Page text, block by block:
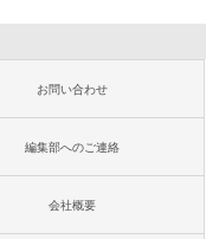
お問い合わせ
編集部へのご連絡
会社概要